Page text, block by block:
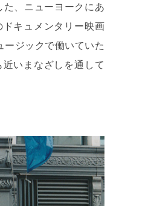
た、ニューヨークにあ
キュメンタリー映画
ジックで働いていた
いまなざしを通して